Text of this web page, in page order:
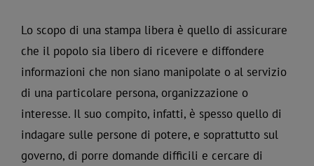
Lo scopo di una stampa libera è quello di assicurare
che il popolo sia libero di ricevere e diffondere
informazioni che non siano manipolate o al servizio
di una particolare persona, organizzazione o
interesse. Il suo compito, infatti, è spesso quello di
indagare sulle persone di potere, e soprattutto sul
governo, di porre domande difficili e cercare di